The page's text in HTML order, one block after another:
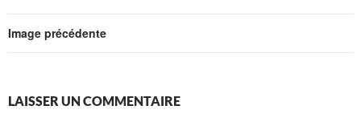
Image précédente
LAISSER UN COMMENTAIRE